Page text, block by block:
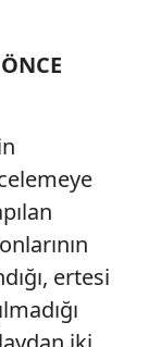
ertesi